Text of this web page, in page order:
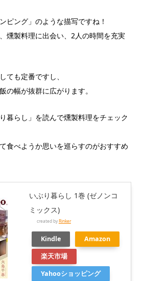
ピング」のような描写ですね！
燻製料理に出会い、2人の時間を充実
ても定番ですし、
の幅が抜群に広がります。
暮らし」を読んで燻製料理をチェック
食べようか思いを巡らすのがおすすめ
いぶり暮らし 1巻 (ゼノンコ
ミックス)
created byRinker
Kindle
Amazon
楽天市場
Yahooショッピング